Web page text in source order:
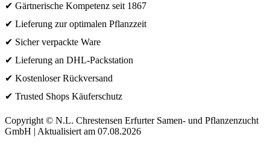
✔ Gärtnerische Kompetenz seit 1867
✔ Lieferung zur optimalen Pflanzzeit
✔ Sicher verpackte Ware
✔ Lieferung an DHL-Packstation
✔ Kostenloser Rückversand
✔ Trusted Shops Käuferschutz
Copyright © N.L. Chrestensen Erfurter Samen- und Pflanzenzucht
GmbH | Aktualisiert am 07.08.2026